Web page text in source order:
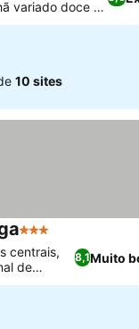
variado doce e
10 sites
3 Estrelas
8,1Muito
centrais,
de